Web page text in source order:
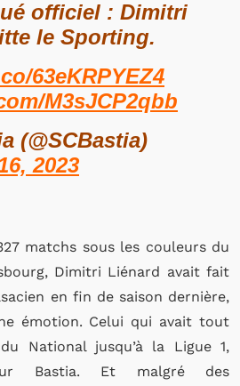
officiel : Dimitri
le Sporting.
63eKRPYEZ4
M3sJCP2qbb
(@SCBastia)
2023
matchs sous les couleurs du
Dimitri Liénard avait fait
en fin de saison dernière,
émotion. Celui qui avait tout
National jusqu’à la Ligue 1,
Bastia. Et malgré des